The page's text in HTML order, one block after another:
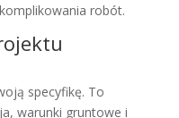
robót.
specyfikę. To
warunki gruntowe i